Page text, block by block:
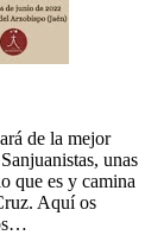
de la mejor
unas
que es y camina
Aquí os